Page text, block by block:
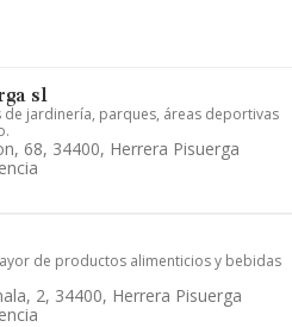
sl
de jardinería, parques, áreas deportivas
68, 34400, Herrera Pisuerga
de productos alimenticios y bebidas
2, 34400, Herrera Pisuerga